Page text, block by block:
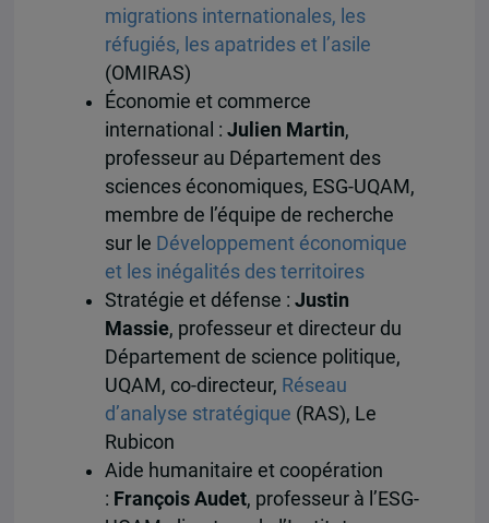
migrations internationales, les
réfugiés, les apatrides et l’asile
(OMIRAS)
Économie et commerce
international : Julien Martin,
professeur au Département des
sciences économiques, ESG-UQAM,
membre de l’équipe de recherche
sur le Développement économique
et les inégalités des territoires
Stratégie et défense : Justin
Massie, professeur et directeur du
Département de science politique,
UQAM, co-directeur, Réseau
d’analyse stratégique (RAS), Le
Rubicon
Aide humanitaire et coopération
: François Audet, professeur à l’ESG-